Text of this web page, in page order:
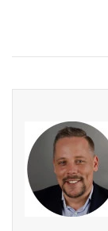
Découvrez
B IMMOBILIER
vente, la
Luxembourg.
- Sous toutes